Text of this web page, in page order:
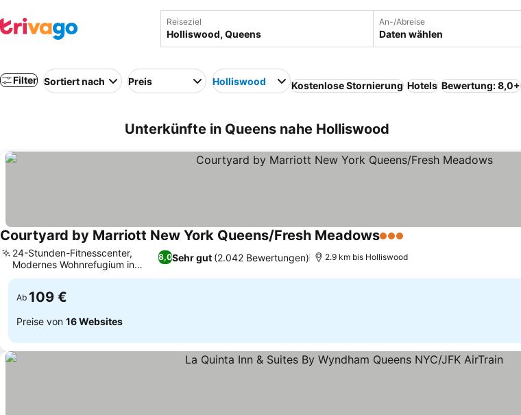
Reiseziel An-/Abreise
Daten wählen
Filter Sortiert nach Preis Holliswood Kostenlose Stornierung Hotels Bewertung: 8,0+
Unterkünfte in Queens nahe Holliswood
Courtyard by Marriott New York Queens/Fresh Meadows3 Sterne
8,0Sehr gut (2.042 Bewertungen)
24-Stunden-Fitnesscenter,
Modernes Wohnrefugium in
Queens
2.9 km bis Holliswood
Ab 109 €
Preise von 16 Websites